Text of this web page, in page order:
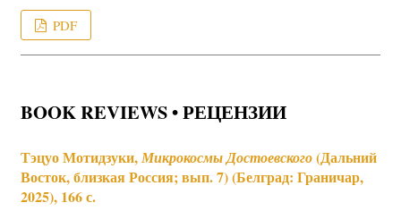
PDF
BOOK REVIEWS • РЕЦЕНЗИИ
Тэцуо Мотидзуки,Микрокосмы Достоевского(Дальний
Восток, близкая Россия; вып. 7) (Белград: Граничар,
2025), 166 с.